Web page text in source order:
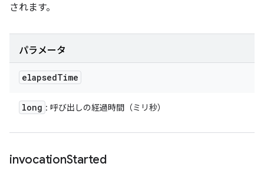
されます。
パラメータ
elapsedTime
long : 呼び出しの経過時間（ミリ秒）
invocationStarted